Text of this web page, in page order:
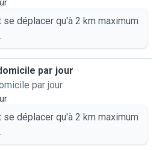
se déplacer qu'à 2 km maximum
par jour
par jour
se déplacer qu'à 2 km maximum